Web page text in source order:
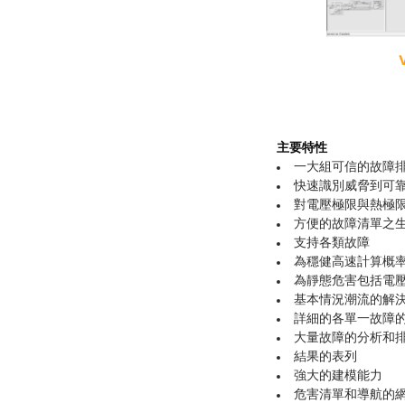
主要特性
一大組可信的故障
快速識別威脅到可
對電壓極限與熱極
方便的故障清單之
支持各類故障
為穩健高速計算概
為靜態危害包括電
基本情況潮流的解
詳細的各單一故障
大量故障的分析和
結果的表列
強大的建模能力
危害清單和導航的